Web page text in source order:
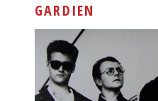
GARDIEN